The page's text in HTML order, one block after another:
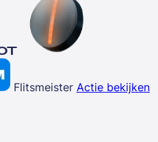
Flitsmeister Actie bekijken